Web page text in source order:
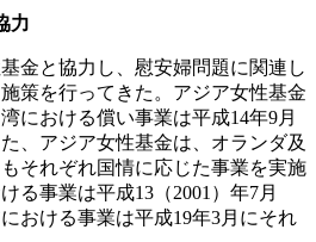
力
金と協力し、慰安婦問題に関連し
策を行ってきた。アジア女性基金
における償い事業は平成14年9月
、アジア女性基金は、オランダ及
それぞれ国情に応じた事業を実施
る事業は平成13（2001）年7月
おける事業は平成19年3月にそれ